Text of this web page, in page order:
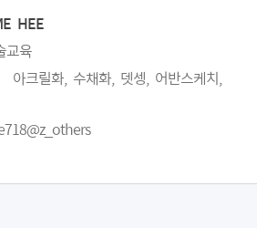
HEE
교육
아크릴화, 수채화, 뎃셍, 어반스케치,